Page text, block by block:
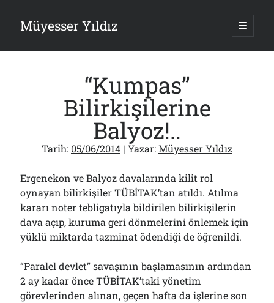
Müyesser Yıldız ana
Yan
15 Temmuz Soruları… Nasuh Mahruki’nin “Suçu”!..
03/08/2026
Er Gaziler 20 Gün Sonra Gelen MSB Heyetine Böyle İsyan Etti:“Bizi
Teröristlere G……yle Güldürdünüz”
01/08/2026
Papazın “Komutanı” Ayasofya ve Patrikhane İçin ABD’yi Göreve
31/07/2026
Bölmediğiniz Bir O Kalmıştı!..
29/07/2026
“Kumpas”
Bilirkişilerine
Balyoz!..
Tarih: 05/06/2014 | Yazar:Müyesser Yıldız
Ergenekon ve Balyoz davalarında kilit rol
oynayan bilirkişiler TÜBİTAK’tan atıldı. Atılma
kararı noter tebligatıyla bildirilen bilirkişilerin
dava açıp, kuruma geri dönmelerini önlemek için
yüklü miktarda tazminat ödendiği de öğrenildi.
“Paralel devlet” savaşının başlamasının ardından
2 ay kadar önce TÜBİTAK’taki yönetim
görevlerinden alınan, geçen hafta da işlerine son